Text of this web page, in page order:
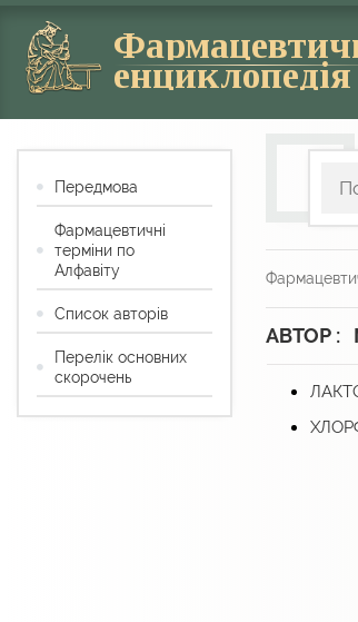
енциклопедія
АВТОР :
Передмова
Фармацевтичні
терміни по
Алфавіту
Список авторів
Перелік основних
скорочень